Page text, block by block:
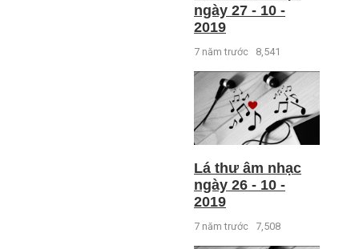
ngày 27 - 10 -
2019
7 năm trước 8,541
Lá thư âm nhạc
ngày 26 - 10 -
2019
7 năm trước 7,508